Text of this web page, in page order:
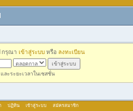
กรุณา เข้าสู่ระบบ หรือ ลงทะเบียน
ละระยะเวลาในเซสชั่น
ปฏิทิน เข้าสู่ระบบ สมัครสมาชิก